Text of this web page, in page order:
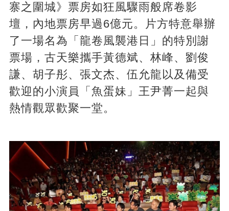
寨之圍城》票房如狂風驟雨般席卷影
壇，內地票房早過6億元。片方特意舉辦
了一場名為「龍卷風襲港日」的特別謝
票場，古天樂攜手黃德斌、林峰、劉俊
謙、胡子彤、張文杰、伍允龍以及備受
歡迎的小演員「魚蛋妹」王尹菁一起與
熱情觀眾歡聚一堂。